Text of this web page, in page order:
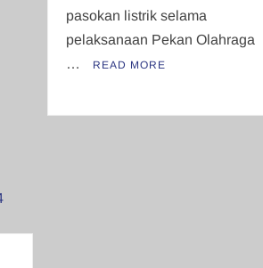
pasokan listrik selama
pelaksanaan Pekan Olahraga
…
READ MORE